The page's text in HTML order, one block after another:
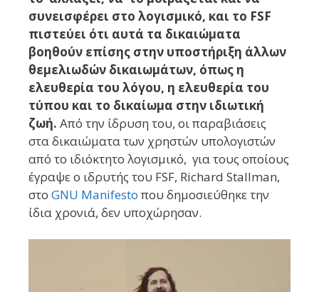
συνεισφέρει στο λογισμικό, και το FSF
πιστεύει ότι αυτά τα δικαιώματα
βοηθούν επίσης στην υποστήριξη άλλων
θεμελιωδών δικαιωμάτων, όπως η
ελευθερία του λόγου, η ελευθερία του
τύπου και το δικαίωμα στην ιδιωτική
ζωή. Από την ίδρυση του, οι παραβιάσεις
στα δικαιώματα των χρηστών υπολογιστών
από το ιδιόκτητο λογισμικό, για τους οποίους
έγραψε ο ιδρυτής του FSF, Richard Stallman,
στο GNU Manifesto που δημοσιεύθηκε την
ίδια χρονιά, δεν υποχώρησαν.